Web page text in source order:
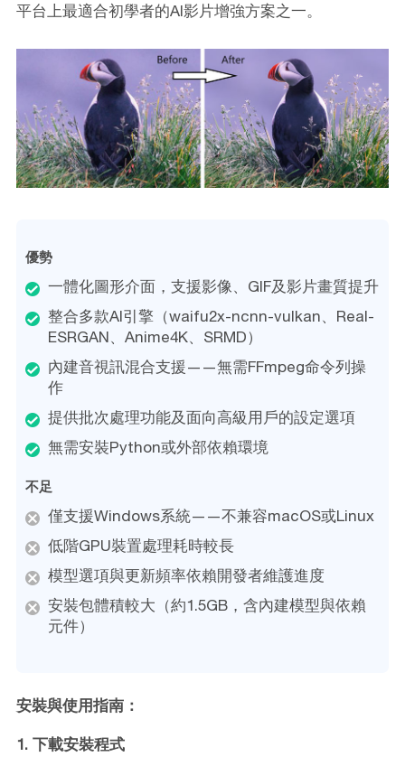
平台上最適合初學者的AI影片增強方案之一。
優勢
一體化圖形介面，支援影像、GIF及影片畫質提升
整合多款AI引擎（waifu2x-ncnn-vulkan、Real-
ESRGAN、Anime4K、SRMD）
內建音視訊混合支援——無需FFmpeg命令列操
作
提供批次處理功能及面向高級用戶的設定選項
無需安裝Python或外部依賴環境
不足
僅支援Windows系統——不兼容macOS或Linux
低階GPU裝置處理耗時較長
模型選項與更新頻率依賴開發者維護進度
安裝包體積較大（約1.5GB，含內建模型與依賴
元件）
安裝與使用指南：
1. 下載安裝程式